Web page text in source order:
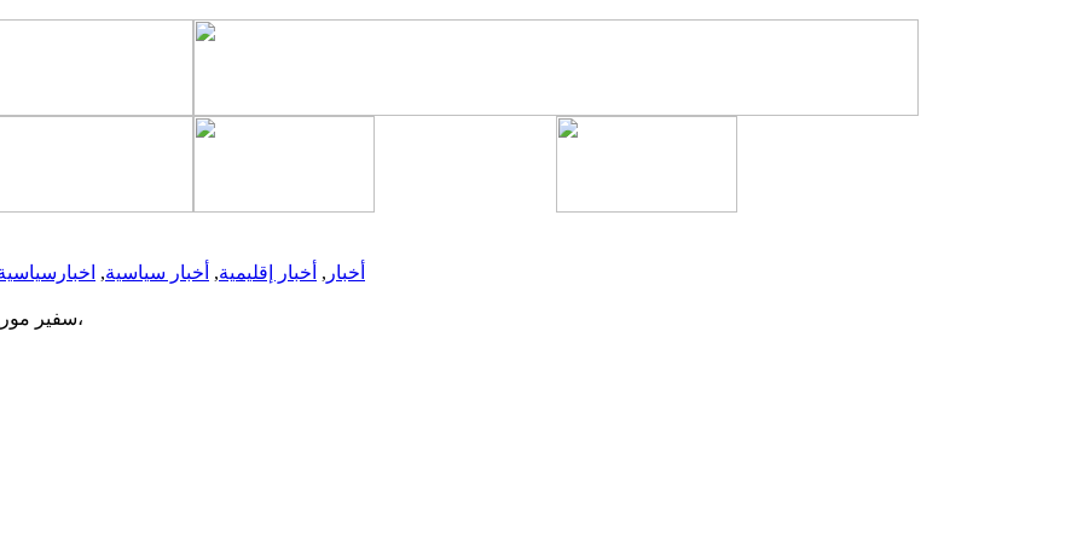
أخبار , أخبار إقليمية, أخبار سياسية,
سفير موريتانيا الجديد في كندا يقدم أوراق اعتماده للحاكمة العامة ماري سيمون،